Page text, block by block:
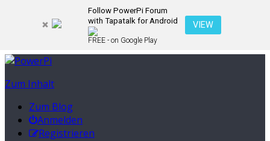
Follow PowerPi Forum
with Tapatalk for Android
FREE - on Google Play
VIEW
Zum Inhalt
Zum Blog
Anmelden
Registrieren